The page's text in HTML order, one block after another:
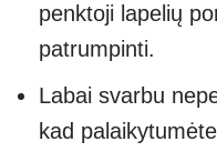
penktoji lapelių
patrumpinti.
Labai svarbu
kad